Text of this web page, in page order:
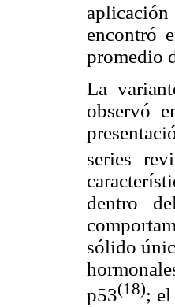
encontró
promedio
La
observó
series
dentro
sólido
p53(18); el